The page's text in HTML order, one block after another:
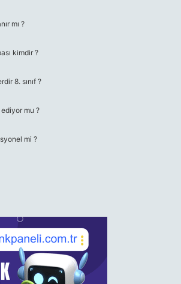
mı ?
kimdir ?
8. sınıf ?
mu ?
mi ?